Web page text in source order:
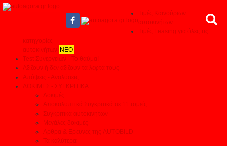
Τιμές Καινούριων
αυτοκινήτων
Τιμές Leasing για όλες τις
κατηγορίες
αυτοκινήτων ΝΕΟ
Test Συνεργείων - Το θαύμα!
Αξίζουν ή δεν αξίζουν τα λεφτά τους
Απόψεις - Αναλύσεις
ΔΟΚΙΜΕΣ - ΣΥΓΚΡΙΤΙΚΑ
Δοκιμές
Αποκαλυπτικά Συγκριτικά σε 11 τομείς
Συγκριτικά αυτοκινήτων
Μεγάλες δοκιμές
Αρθρα & Ερευνες της AUTOBILD
Τα καλύτερα